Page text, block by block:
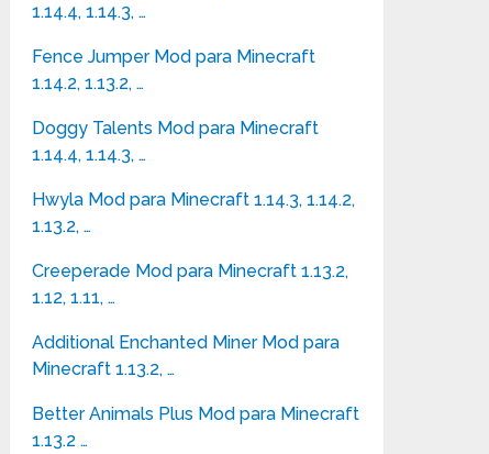
1.14.4, 1.14.3, …
Fence Jumper Mod para Minecraft
1.14.2, 1.13.2, …
Doggy Talents Mod para Minecraft
1.14.4, 1.14.3, …
Hwyla Mod para Minecraft 1.14.3, 1.14.2,
1.13.2, …
Creeperade Mod para Minecraft 1.13.2,
1.12, 1.11, …
Additional Enchanted Miner Mod para
Minecraft 1.13.2, …
Better Animals Plus Mod para Minecraft
1.13.2 …